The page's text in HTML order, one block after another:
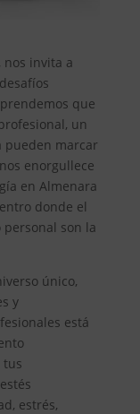
nos invita a
que
un
pueden marcar
enorgullece
en Almenara
donde el
son la
único,
y
está
tus
estrés,